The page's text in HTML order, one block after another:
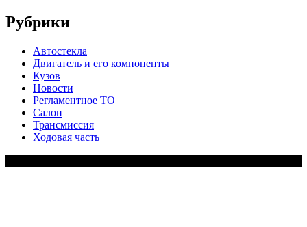
Рубрики
Автостекла
Двигатель и его компоненты
Кузов
Новости
Регламентное ТО
Салон
Трансмиссия
Ходовая часть